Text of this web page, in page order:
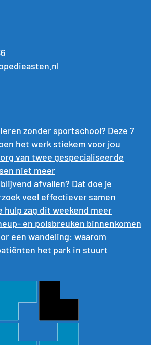
zonder sportschool? Deze 7
het werk stiekem voor jou
van twee gespecialiseerde
niet meer
afvallen? Dat doe je
veel effectiever samen
hulp zag dit weekend meer
en polsbreuken binnenkomen
een wandeling: waarom
het park in stuurt